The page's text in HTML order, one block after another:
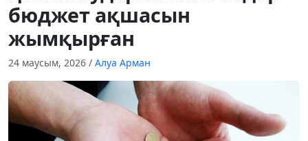
бюджет ақшасын
жымқырған
24 маусым, 2026 / Алуа Арман